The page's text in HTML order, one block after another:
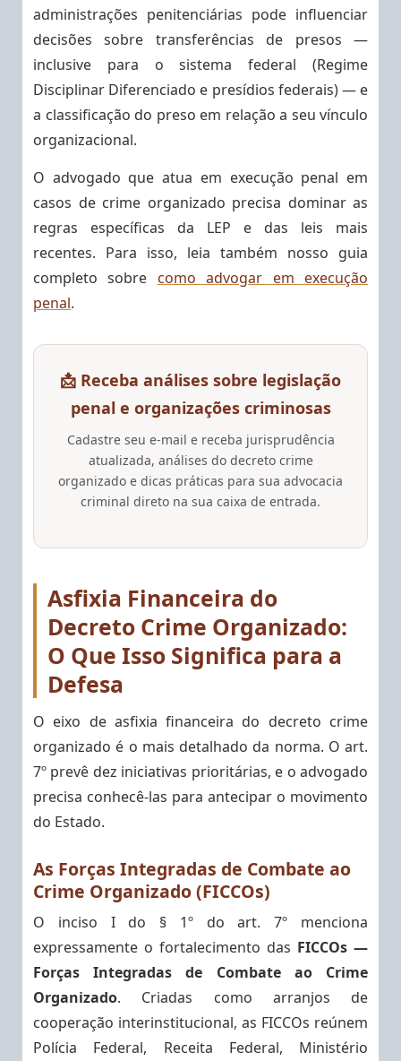
administrações penitenciárias pode influenciar
decisões sobre transferências de presos —
inclusive para o sistema federal (Regime
Disciplinar Diferenciado e presídios federais) — e
a classificação do preso em relação a seu vínculo
organizacional.
O advogado que atua em execução penal em
casos de crime organizado precisa dominar as
regras específicas da LEP e das leis mais
recentes. Para isso, leia também nosso guia
completo sobre como advogar em execução
penal.
📩 Receba análises sobre legislação
penal e organizações criminosas
Cadastre seu e-mail e receba jurisprudência
atualizada, análises do decreto crime
organizado e dicas práticas para sua advocacia
criminal direto na sua caixa de entrada.
Asfixia Financeira do
Decreto Crime Organizado:
O Que Isso Significa para a
Defesa
O eixo de asfixia financeira do decreto crime
organizado é o mais detalhado da norma. O art.
7º prevê dez iniciativas prioritárias, e o advogado
precisa conhecê-las para antecipar o movimento
do Estado.
As Forças Integradas de Combate ao
Crime Organizado (FICCOs)
O inciso I do § 1º do art. 7º menciona
expressamente o fortalecimento das FICCOs —
Forças Integradas de Combate ao Crime
Organizado. Criadas como arranjos de
cooperação interinstitucional, as FICCOs reúnem
Polícia Federal, Receita Federal, Ministério